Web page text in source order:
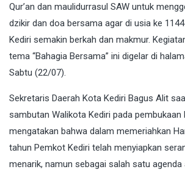
Qur’an dan maulidurrasul SAW untuk
dzikir dan doa bersama agar di usia ke
Kediri semakin berkah dan makmur.
tema “Bahagia Bersama” ini digelar di
Sabtu (22/07).
Sekretaris Daerah Kota Kediri Bagus Alit
sambutan Walikota Kediri pada pembukaan
mengatakan bahwa dalam memeriahkan
tahun Pemkot Kediri telah menyiapkan
menarik, namun sebagai salah satu agenda